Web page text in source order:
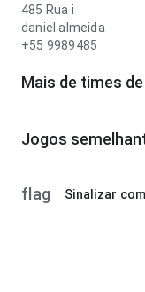
485 Rua i
daniel.almeida
+55 9989485
Mais de times
Jogos
flag Sinalizar